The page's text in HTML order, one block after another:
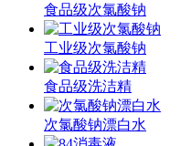
食品级次氯酸钠
工业级次氯酸钠
食品级洗洁精
次氯酸钠漂白水